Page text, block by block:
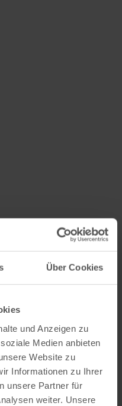
Über Cookies
und Anzeigen zu
Medien anbieten
Website zu
Informationen zu Ihrer
unsere Partner für
weiter. Unsere